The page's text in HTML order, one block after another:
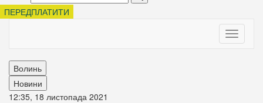
ПЕРЕДПЛАТИТИ
Toggle
Волинь
Новини
12:35, 18 листопада 2021